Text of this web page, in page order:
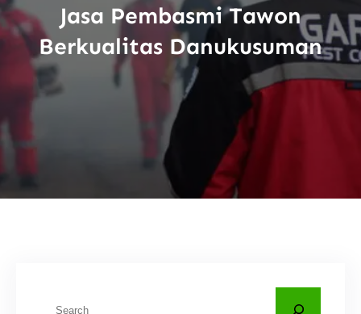
Jasa Pembasmi Tawon
Berkualitas Danukusuman